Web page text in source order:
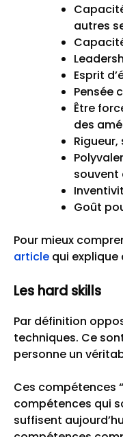
autres
Esprit
Pensée
Être
des
souvent
Goût
Pour mieux
article qui
Les hard skills
Par définition
techniques. Ce
personne un
Ces compétences
compétences qui
suffisent